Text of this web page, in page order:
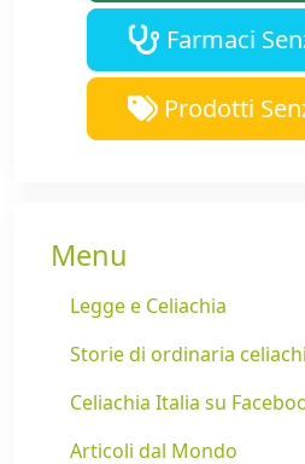
Farmaci
Prodotti
Menu
Legge e Celiachia
Storie di ordinaria
Celiachia Italia su
Articoli dal Mondo